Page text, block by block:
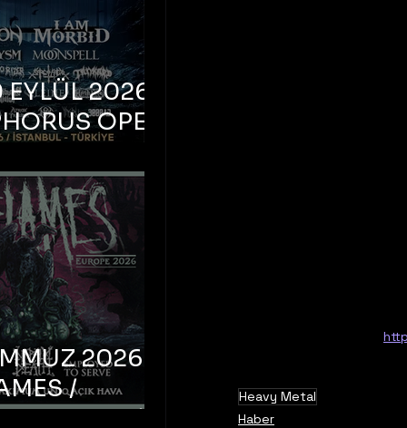
Heavy Metal
Haber
2026 –
OPEN
FEST
2026 –
/
DEATH /